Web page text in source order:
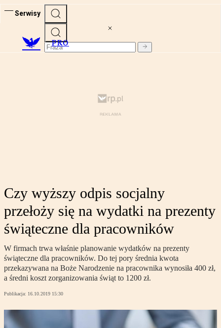
Serwisy
PRO
Czy wyższy odpis socjalny
przełoży się na wydatki na prezenty
świąteczne dla pracowników
W firmach trwa właśnie planowanie wydatków na prezenty
świąteczne dla pracowników. Do tej pory średnia kwota
przekazywana na Boże Narodzenie na pracownika wynosiła 400 zł,
a średni koszt zorganizowania świąt to 1200 zł.
Publikacja: 16.10.2019 15:30